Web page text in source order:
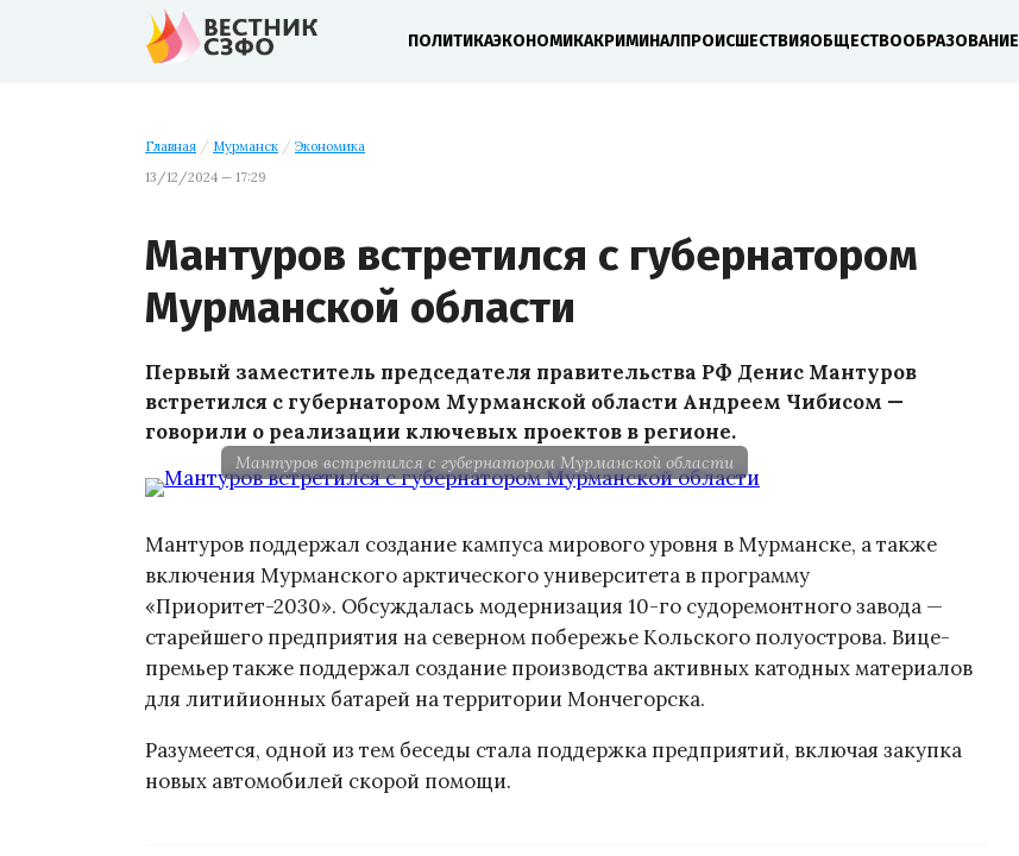
ПОЛИТИКАЭКОНОМИКАКРИМИНАЛПРОИСШЕСТВИЯОБЩЕСТВООБРАЗОВАНИЕ
Главная / Мурманск / Экономика
13/12/2024 — 17:29
Мантуров встретился с губернатором
Мурманской области
Первый заместитель председателя правительства РФ Денис Мантуров
встретился с губернатором Мурманской области Андреем Чибисом —
говорили о реализации ключевых проектов в регионе.
Мантуров встретился с губернатором Мурманской области
Мантуров поддержал создание кампуса мирового уровня в Мурманске, а также
включения Мурманского арктического университета в программу
«Приоритет-2030». Обсуждалась модернизация 10-го судоремонтного завода —
старейшего предприятия на северном побережье Кольского полуострова. Вице-
премьер также поддержал создание производства активных катодных материалов
для литийионных батарей на территории Мончегорска.
Разумеется, одной из тем беседы стала поддержка предприятий, включая закупка
новых автомобилей скорой помощи.